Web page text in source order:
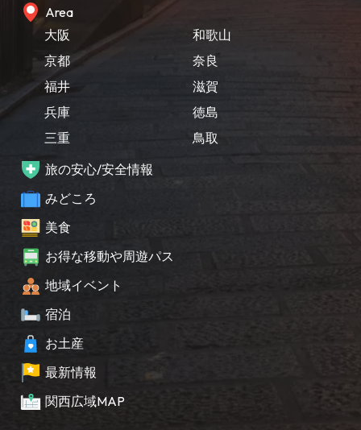
Area
大阪
京都
福井
兵庫
三重
和歌山
奈良
滋賀
徳島
鳥取
旅の安心/安全情報
みどころ
美食
お得な移動や周遊パス
地域イベント
宿泊
お土産
最新情報
関西広域MAP